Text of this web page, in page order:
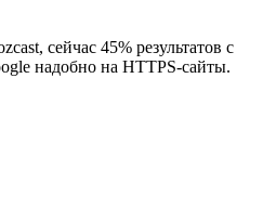
сейчас 45% результатов c
надобно на HTTPS-сайты.